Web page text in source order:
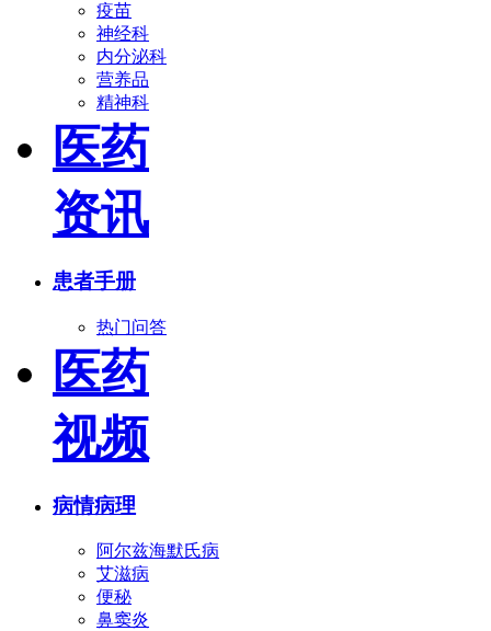
疫苗
神经科
内分泌科
营养品
精神科
医药
资讯
患者手册
热门问答
医药
视频
病情病理
阿尔兹海默氏病
艾滋病
便秘
鼻窦炎